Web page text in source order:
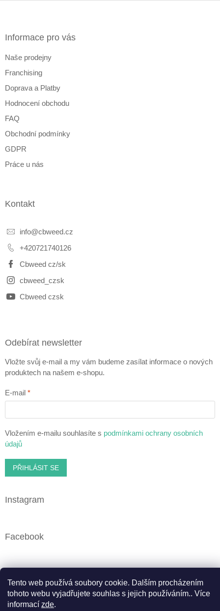
Tento web používá soubory cookie. Dalším procházením
tohoto webu vyjadřujete souhlas s jejich používáním.. Více
informací zde.
Informace pro vás
Naše prodejny
Franchising
Doprava a Platby
Hodnocení obchodu
FAQ
Obchodní podmínky
GDPR
Práce u nás
Kontakt
info@cbweed.cz
+420721740126
Cbweed cz/sk
cbweed_czsk
Cbweed czsk
Odebírat newsletter
Vložte svůj e-mail a my vám budeme zasílat informace o nových
produktech na našem e-shopu.
E-mail
Vložením e-mailu souhlasíte s podmínkami ochrany osobních
údajů
PŘIHLÁSIT SE
Instagram
Facebook
Vytvořil Shoptet